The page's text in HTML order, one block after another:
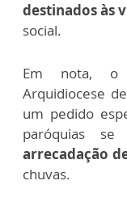
destinados às
social.
Em nota, o
Arquidiocese
um pedido
paróquias
arrecadação
chuvas.